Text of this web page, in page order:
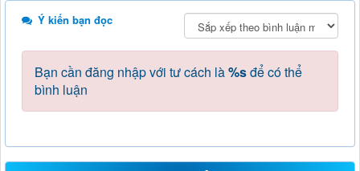
Ý kiến bạn đọc
Bạn cần đăng nhập với tư cách là%sđể có thể
bình luận